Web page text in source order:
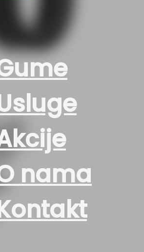
nama
P
S